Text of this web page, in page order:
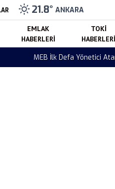
21.8° ANKARA
EMLAK
HABERLERI
TOKI
HABERLERI
Takvimi Güncellendi!